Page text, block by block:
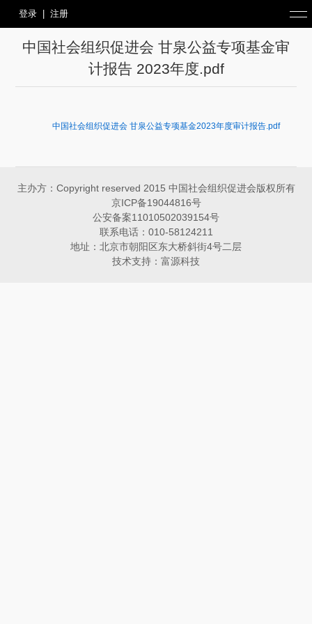
登录| 注册
中国社会组织促进会 甘泉公益专项基金审
计报告 2023年度.pdf
中国社会组织促进会 甘泉公益专项基金2023年度审计报告.pdf
主办方：Copyright reserved 2015 中国社会组织促进会版权所有
京ICP备19044816号
公安备案11010502039154号
联系电话：010-58124211
地址：北京市朝阳区东大桥斜街4号二层
技术支持：富源科技